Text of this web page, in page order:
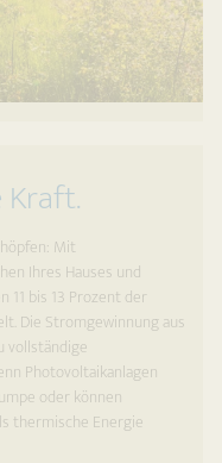
Mit
Ihres Hauses und
11 bis 13 Prozent der
Die Stromgewinnung aus
vollständige
Photovoltaikanlagen
oder können
thermische Energie